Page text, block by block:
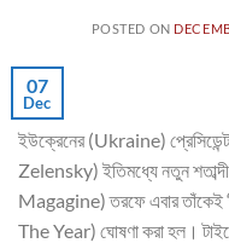
POSTED ON
07
Dec
ইউক্রেনের (Ukraine)
Zelensky) ইতিমধ্যে নতুন
Magagine) তরফে এবার তাঁকেই
The Year) ঘোষণা করা হল।